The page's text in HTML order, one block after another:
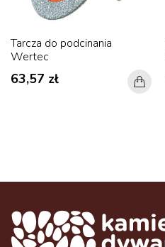
Tarcza do podcinania
Wertec
63,57 zł